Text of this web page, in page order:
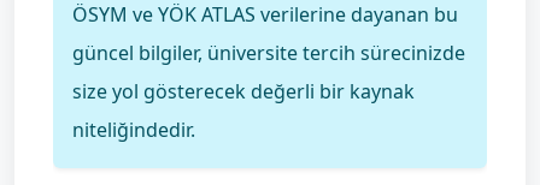
ÖSYM ve YÖK ATLAS verilerine dayanan bu
güncel bilgiler, üniversite tercih sürecinizde
size yol gösterecek değerli bir kaynak
niteliğindedir.